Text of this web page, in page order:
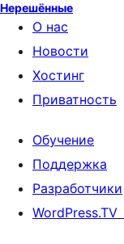
Нерешённые
О нас
Новости
Хостинг
Приватность
Обучение
Поддержка
Разработчики
WordPress.TV